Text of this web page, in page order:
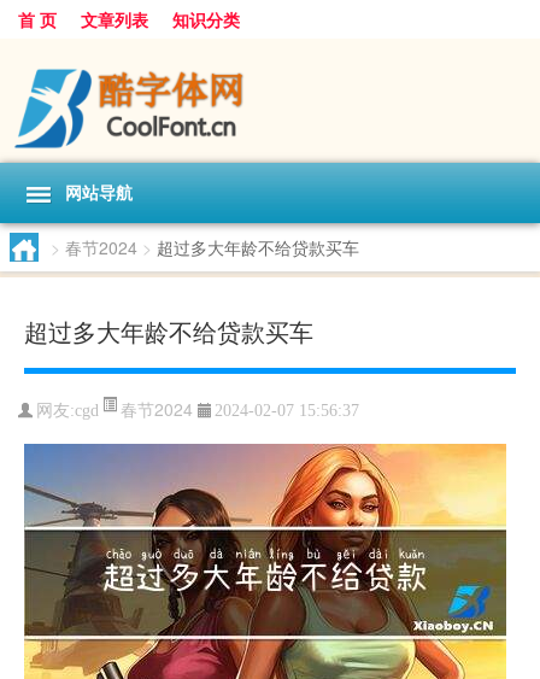
首 页 文章列表 知识分类
网站导航
> 春节2024 > 超过多大年龄不给贷款买车
超过多大年龄不给贷款买车
网友:cgd 春节2024 2024-02-07 15:56:37